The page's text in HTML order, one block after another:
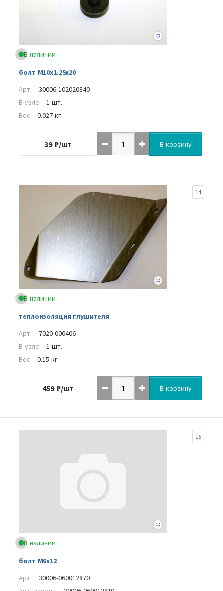
В наличии
болт M10x1.25x20
Арт.
30006-102020840
В узле
1 шт.
Вес
0.027 кг
39 ₽/шт В корзину
В наличии
теплоизоляция глушителя
14
Арт.
7020-000406
В узле
1 шт.
Вес
0.15 кг
459 ₽/шт В корзину
В наличии
болт М6х12
15
Арт.
30006-060012870